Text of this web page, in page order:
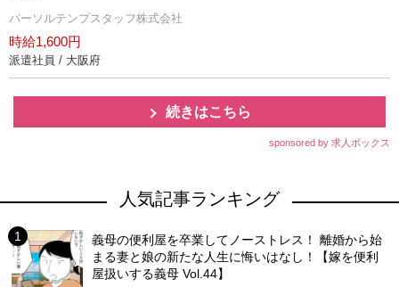
パーソルテンプスタッフ株式会社
時給1,600円
派遣社員 / 大阪府
続きはこちら
sponsored by 求人ボックス
人気記事ランキング
義母の便利屋を卒業してノーストレス！ 離婚から始
まる妻と娘の新たな人生に悔いはなし！【嫁を便利
屋扱いする義母 Vol.44】